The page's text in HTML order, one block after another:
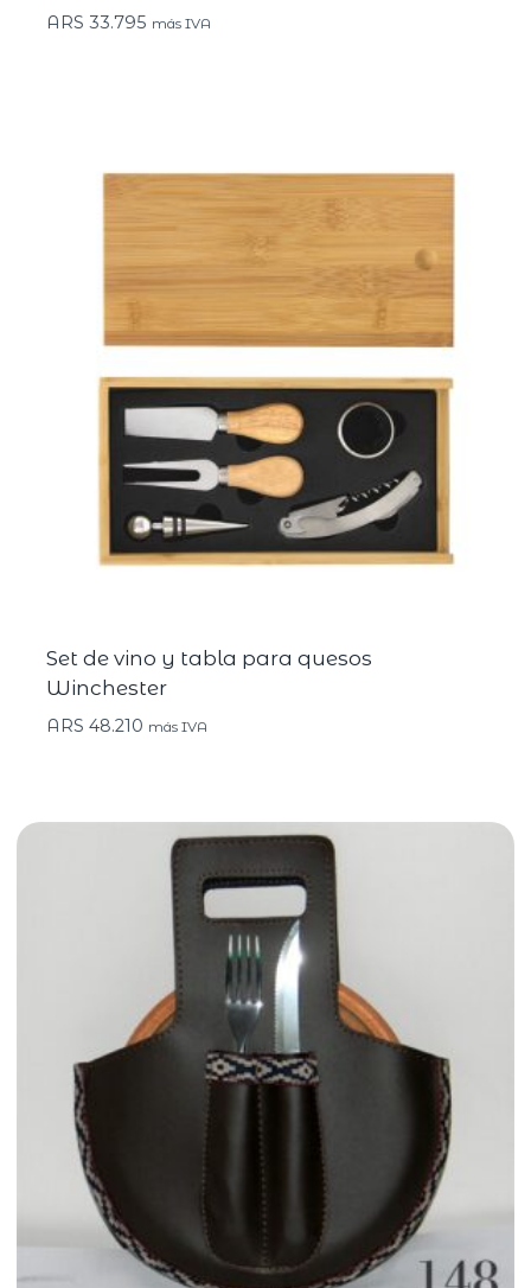
ARS 33.795 más IVA
Set de vino y tabla para quesos
Winchester
ARS 48.210 más IVA